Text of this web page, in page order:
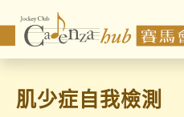
肌少症自我檢測